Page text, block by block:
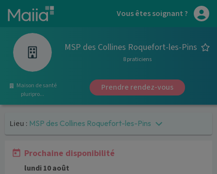
Aller au contenu principal Vous êtes soignant ?
MSP des Collines Roquefort-les-Pins
8 praticiens
Maison de santé
pluripro...
Prendre rendez-vous
Lieu : MSP des Collines Roquefort-les-Pins
Prochaine disponibilité
lundi 10 août